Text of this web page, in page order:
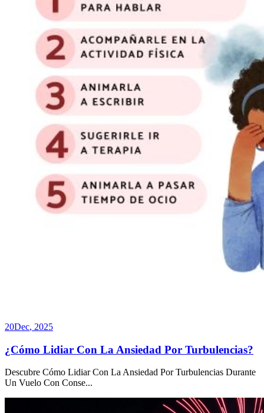
20Dec, 2025
¿Cómo Lidiar Con La Ansiedad Por Turbulencias?
Descubre Cómo Lidiar Con La Ansiedad Por Turbulencias Durante
Un Vuelo Con Conse...